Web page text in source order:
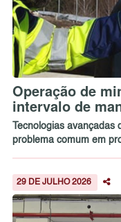
Operação de
intervalo de
Tecnologias
problema comum em
29 DE JULHO 2026